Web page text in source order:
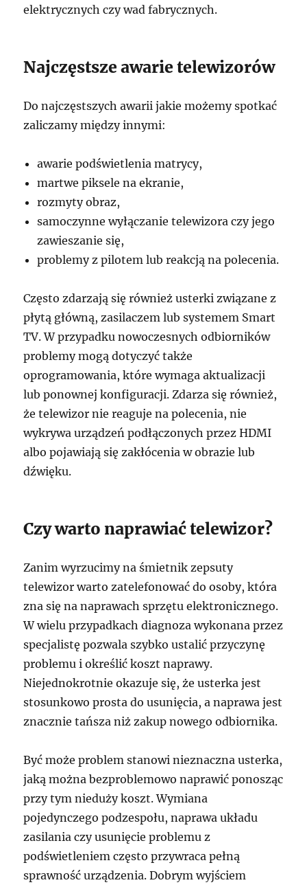
elektrycznych czy wad fabrycznych.
Najczęstsze awarie telewizorów
Do najczęstszych awarii jakie możemy spotkać
zaliczamy między innymi:
awarie podświetlenia matrycy,
martwe piksele na ekranie,
rozmyty obraz,
samoczynne wyłączanie telewizora czy jego
zawieszanie się,
problemy z pilotem lub reakcją na polecenia.
Często zdarzają się również usterki związane z
płytą główną, zasilaczem lub systemem Smart
TV. W przypadku nowoczesnych odbiorników
problemy mogą dotyczyć także
oprogramowania, które wymaga aktualizacji
lub ponownej konfiguracji. Zdarza się również,
że telewizor nie reaguje na polecenia, nie
wykrywa urządzeń podłączonych przez HDMI
albo pojawiają się zakłócenia w obrazie lub
dźwięku.
Czy warto naprawiać telewizor?
Zanim wyrzucimy na śmietnik zepsuty
telewizor warto zatelefonować do osoby, która
zna się na naprawach sprzętu elektronicznego.
W wielu przypadkach diagnoza wykonana przez
specjalistę pozwala szybko ustalić przyczynę
problemu i określić koszt naprawy.
Niejednokrotnie okazuje się, że usterka jest
stosunkowo prosta do usunięcia, a naprawa jest
znacznie tańsza niż zakup nowego odbiornika.
Być może problem stanowi nieznaczna usterka,
jaką można bezproblemowo naprawić ponosząc
przy tym nieduży koszt. Wymiana
pojedynczego podzespołu, naprawa układu
zasilania czy usunięcie problemu z
podświetleniem często przywraca pełną
sprawność urządzenia. Dobrym wyjściem